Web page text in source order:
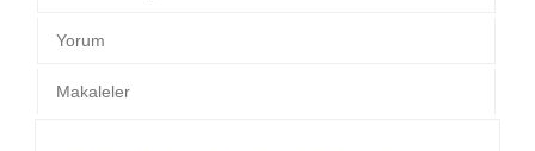
Yorum
Makaleler